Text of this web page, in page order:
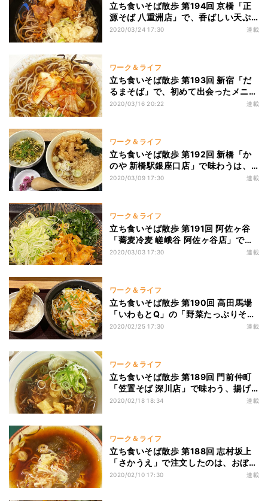
立ち食いそば散歩 第194回 京橋「正
源そば 八重洲店」で、香ばしい天ぷ
らがのった「海老かき揚げそば」を賞
2020/03/24 17:30 連載
ワーク＆ライフ
立ち食いそば散歩 第193回 新宿「だ
るまそば」で、初めて出会ったメニュ
ー「キムチそば」を味わう
2020/03/16 20:22 連載
ワーク＆ライフ
立ち食いそば散歩 第192回 新橋「か
のや 新橋駅銀座口店」で味わうは、
お腹も舌も喜ぶ「高菜丼セット」
2020/03/09 17:30 連載
ワーク＆ライフ
立ち食いそば散歩 第191回 阿佐ヶ谷
「蕎麦冷麦 嵯峨谷 阿佐ヶ谷店」で味
わう、十割の「天ぷらそば」に大満足
2020/03/03 17:30 連載
ワーク＆ライフ
立ち食いそば散歩 第190回 高田馬場
「いわもとQ」の「野菜たっぷりそ
ば」は、手の込んだハイクオリティな
2020/02/25 17:30 連載
ワーク＆ライフ
立ち食いそば散歩 第189回 門前仲町
「笠置そば 深川店」で味わう、揚げ
たてカリカリの「海鮮かきあげそば」
2020/02/18 18:34 連載
ワーク＆ライフ
立ち食いそば散歩 第188回 志村坂上
「さかうえ」で注文したのは、おぼろ
昆布がのった「おぼろそば」
2020/02/10 17:30 連載